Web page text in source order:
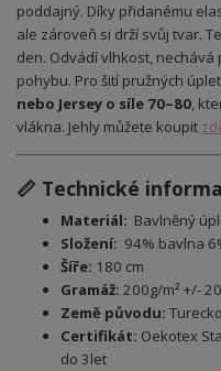
poddajný. Díky přidanému
ale zároveň si drží svůj tvar.
den. Odvádí vlhkost,
pohybu. Pro šití pružných
nebo Jersey o síle 70–80,
vlákna. Jehly můžete koupit
📏 Technické
Materiál: Bavlněný
Složení: 94% bavlna
Šíře: 180 cm
Gramáž: 200g/m² +/-
Země původu: Turecko
Certifikát: Oekotex
do 3let